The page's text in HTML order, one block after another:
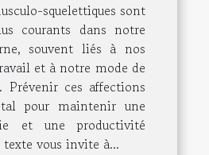
squelettiques sont
courants dans notre
souvent liés à nos
et à notre mode de
Prévenir ces affections
pour maintenir une
et une productivité
vous invite à...